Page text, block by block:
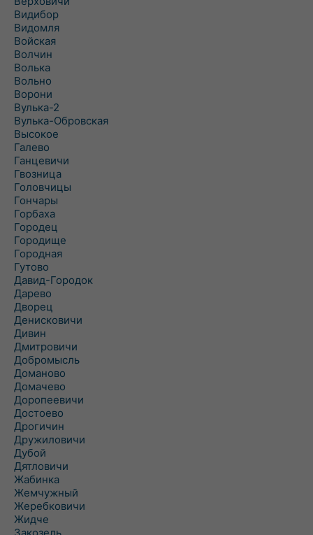
Видибор
Видомля
Войская
Волчин
Волька
Вольно
Ворони
Вулька-2
Вулька-Обровская
Высокое
Галево
Ганцевичи
Гвозница
Головчицы
Гончары
Горбаха
Городец
Городище
Городная
Гутово
Давид-Городок
Дарево
Дворец
Денисковичи
Дивин
Дмитровичи
Добромысль
Доманово
Домачево
Доропеевичи
Достоево
Дрогичин
Дружиловичи
Дубой
Дятловичи
Жабинка
Жемчужный
Жеребковичи
Жидче